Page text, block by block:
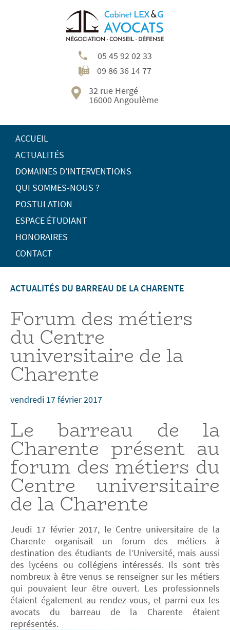
05 45 92 02 33
09 86 36 14 77
32 rue Hergé
16000 Angoulème
ACCUEIL
ACTUALITÉS
DOMAINES D’INTERVENTIONS
QUI SOMMES-NOUS ?
POSTULATION
ESPACE ÉTUDIANT
HONORAIRES
CONTACT
ACTUALITÉS DU BARREAU DE LA CHARENTE
Forum des métiers
du Centre
universitaire de la
Charente
vendredi 17 février 2017
Le barreau de la
Charente présent au
forum des métiers du
Centre universitaire
de la Charente
Jeudi 17 février 2017, le Centre universitaire de la
Charente organisait un forum des métiers à
destination des étudiants de l’Université, mais aussi
des lycéens ou collégiens intéressés. Ils sont très
nombreux à être venus se renseigner sur les métiers
qui pouvaient leur être ouvert. Les professionnels
étaient également au rendez-vous, et parmi eux les
avocats du barreau de la Charente étaient
représentés.